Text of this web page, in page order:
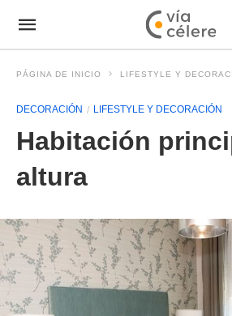
PÁGINA DE INICIO LIFESTYLE Y
DECORACIÓN LIFESTYLE Y DECORACIÓN
Habitación
altura